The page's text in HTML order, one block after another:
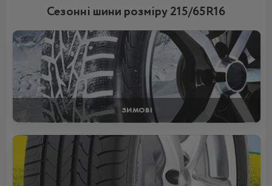
Сезонні шини розміру 215/65R16
ЗИМОВІ